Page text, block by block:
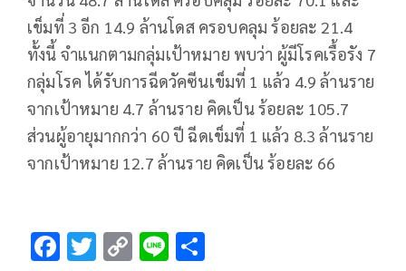
เข็มที่ 3 อีก 14.9 ล้านโดส ครอบคลุม ร้อยละ 21.4
ทั้งนี้ จำแนกตามกลุ่มเป้าหมาย พบว่า ผู้มีโรคเรื้อรัง 7
กลุ่มโรค ได้รับการฉีดวัคซีนเข็มที่ 1 แล้ว 4.9 ล้านราย
จากเป้าหมาย 4.7 ล้านราย คิดเป็น ร้อยละ 105.7
ส่วนผู้อายุมากกว่า 60 ปี ฉีดเข็มที่ 1 แล้ว 8.3 ล้านราย
จากเป้าหมาย 12.7 ล้านราย คิดเป็น ร้อยละ 66
F T C Li